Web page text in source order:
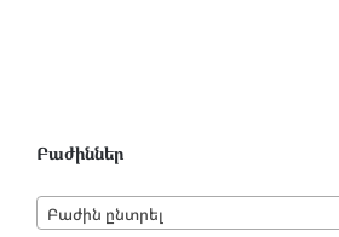
Բաժիններ
Բաժին ընտրել